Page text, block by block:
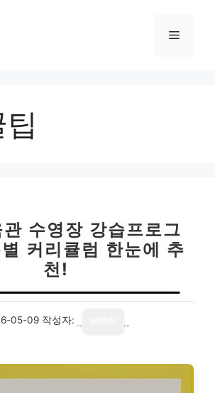
메
수영장 강습프로그
커리큘럼 한눈에 추
천!
05-09 작성자: